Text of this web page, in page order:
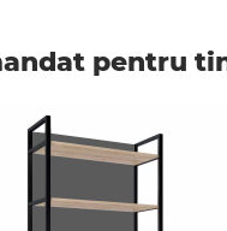
pentru